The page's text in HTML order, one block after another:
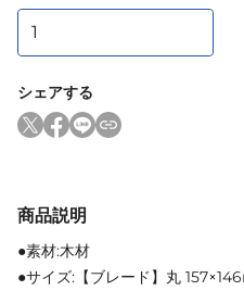
シェアする
商品説明
●素材:木材
●サイズ:【ブレード】丸